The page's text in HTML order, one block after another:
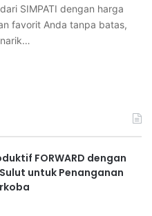
SIMPATI dengan harga
favorit Anda tanpa batas,
FORWARD dengan
untuk Penanganan